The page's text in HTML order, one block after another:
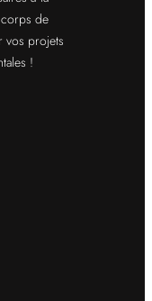
de
vos projets
!